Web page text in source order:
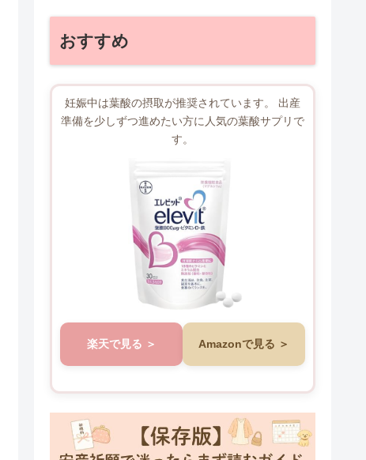
おすすめ
妊娠中は葉酸の摂取が推奨されています。 出産
準備を少しずつ進めたい方に人気の葉酸サプリで
す。
楽天で見る Amazonで見る